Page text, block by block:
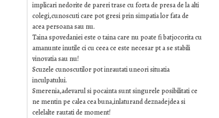
implicari nedorite de pareri trase cu forta de presa de la alti
colegi,cunoscuti care pot gresi prin simpatia lor fata de
acea persoana sau nu.
Taina spovedaniei este o taina care nu poate fi batjocorita cu
amanunte inutile ci cu ceea ce este necesar pt a se stabili
vinovatia sau nu!
Scuzele cunoscutilor pot inrautati uneori situatia
inculpatului.
Smerenia,adevarul si pocainta sunt singurele posibilitati ce
ne mentin pe calea cea buna,inlaturand deznadejdea si
celelalte rautati de moment!